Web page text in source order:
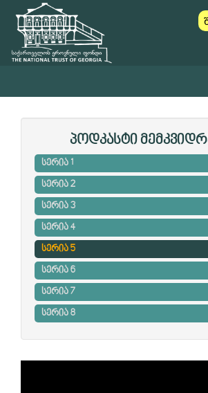
პოდკასტი
სერია 1
სერია 2
სერია 3
სერია 4
სერია 5
სერია 6
სერია 7
სერია 8